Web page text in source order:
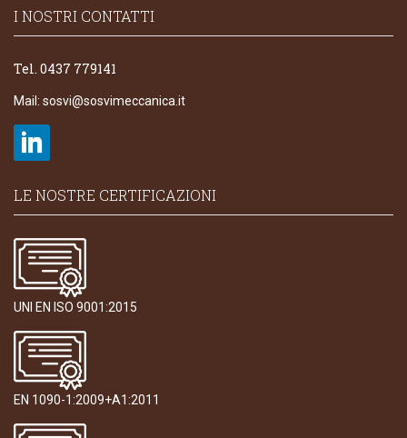
I NOSTRI CONTATTI
Tel. 0437 779141
Mail: sosvi@sosvimeccanica.it
LE NOSTRE CERTIFICAZIONI
UNI EN ISO 9001:2015
EN 1090-1:2009+A1:2011